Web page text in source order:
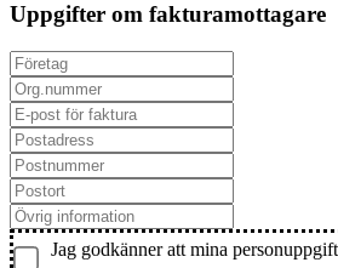
Uppgifter om fakturamottagare
Jag godkänner att mina